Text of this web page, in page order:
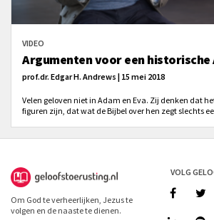
VIDEO
Argumenten voor een historische
prof.dr. Edgar H. Andrews | 15 mei 2018
Velen geloven niet in Adam en Eva. Zij denken dat
figuren zijn, dat wat de Bijbel over hen zegt slechts
Om God te verheerlijken, Jezus te
volgen en de naaste te dienen.
VOLG